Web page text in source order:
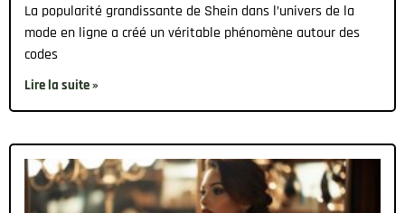
La popularité grandissante de Shein dans l’univers de la
mode en ligne a créé un véritable phénomène autour des
codes
Lire la suite »